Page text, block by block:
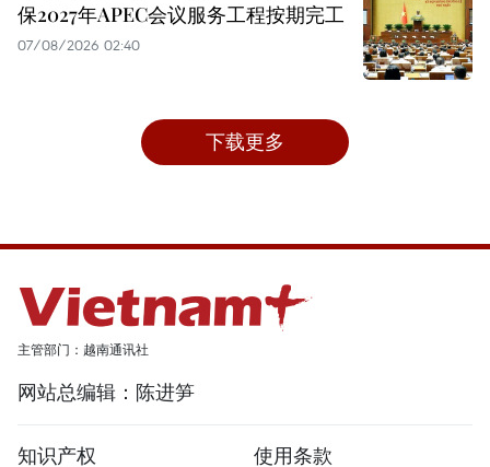
保2027年APEC会议服务工程按期完工
07/08/2026 02:40
下载更多
主管部门：越南通讯社
网站总编辑：陈进笋
知识产权 使用条款